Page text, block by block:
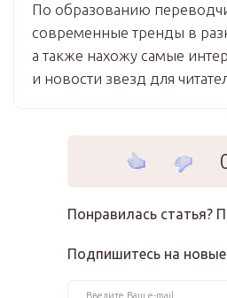
По образованию
современные тренды в
а также нахожу самые
и новости звезд для
Понравилась статья?
Подпишитесь на новые